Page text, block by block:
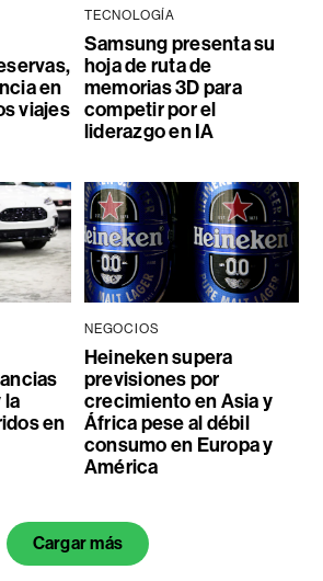
en
viajes
TECNOLOGÍA
Samsung presenta su
hoja de ruta de
memorias 3D para
competir por el
liderazgo en IA
la
en
NEGOCIOS
Heineken supera
previsiones por
crecimiento en Asia y
África pese al débil
consumo en Europa y
América
Cargar más